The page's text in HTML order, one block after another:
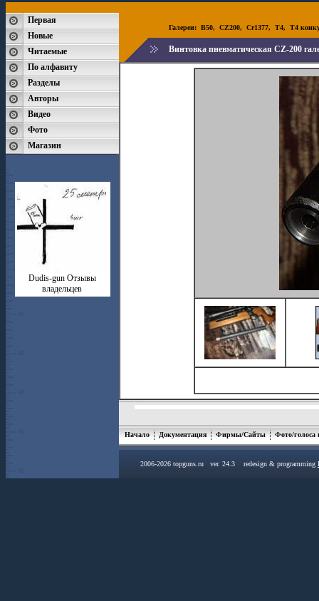
Первая
Новые
Читаемые
По алфавиту
Разделы
Авторы
Видео
Фото
Магазин
Dudis-gun Отзывы
владельцев
Галереи: B50, CZ200, Cr1377, T4, T4
Винтовка пневматическая CZ-200
Начало Документация Фирмы/Сайты Фото/голоса
2006-2026 topguns.ru ver. 24.3 redesign & programming